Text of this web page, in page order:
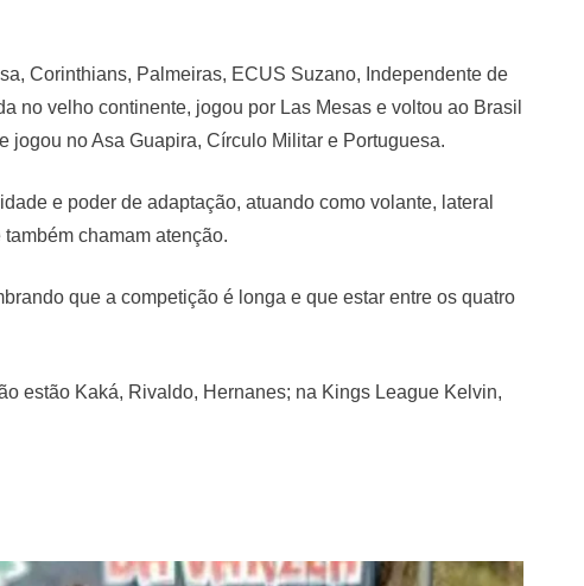
Corinthians, Palmeiras, ECUS Suzano, Independente de
no velho continente, jogou por Las Mesas e voltou ao Brasil
no Asa Guapira, Círculo Militar e Portuguesa.
e poder de adaptação, atuando como volante, lateral
chamam atenção.
que a competição é longa e que estar entre os quatro
estão Kaká, Rivaldo, Hernanes; na Kings League Kelvin,